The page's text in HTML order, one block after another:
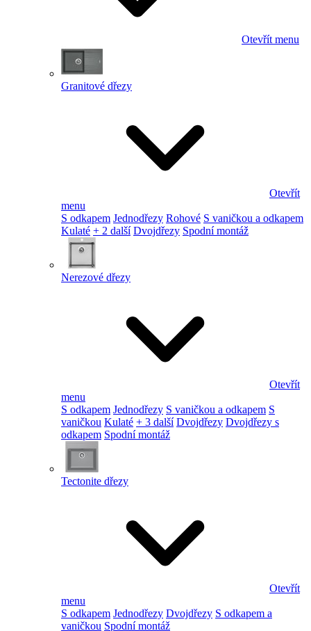
Otevřít menu
Granitové dřezy
Otevřít
menu
S odkapem Jednodřezy Rohové S vaničkou a odkapem
Kulaté + 2 další Dvojdřezy Spodní montáž
Nerezové dřezy
Otevřít
menu
S odkapem Jednodřezy S vaničkou a odkapem S
vaničkou Kulaté + 3 další Dvojdřezy Dvojdřezy s
odkapem Spodní montáž
Tectonite dřezy
Otevřít
menu
S odkapem Jednodřezy Dvojdřezy S odkapem a
vaničkou Spodní montáž